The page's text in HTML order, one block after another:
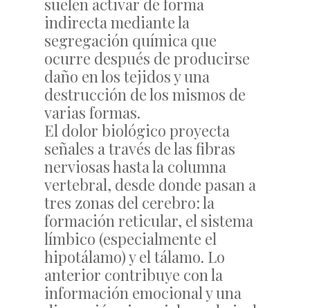
suelen activar de forma
indirecta mediante la
segregación química que
ocurre después de producirse
daño en los tejidos y una
destrucción de los mismos de
varias formas.
El dolor biológico proyecta
señales a través de las fibras
nerviosas hasta la columna
vertebral, desde donde pasan a
tres zonas del cerebro: la
formación reticular, el sistema
límbico (especialmente el
hipotálamo) y el tálamo. Lo
anterior contribuye con la
información emocional y una